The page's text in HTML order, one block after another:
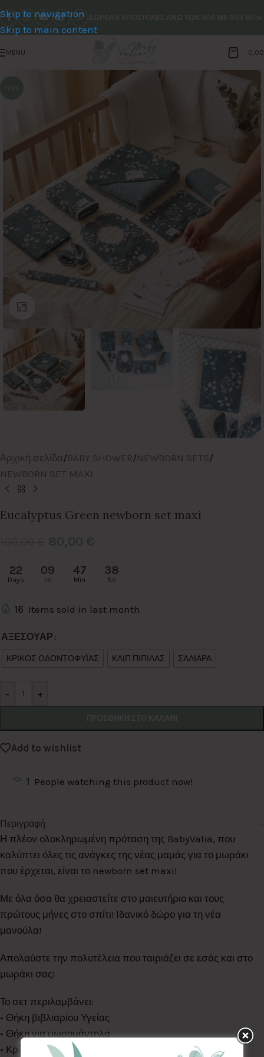
Skip to navigation
Skip to main content
MENU
Αρχική σελίδα/BABY SHOWER/NEWBORN SETS/
NEWBORN SET MAXI
Eucalyptus Green newborn set maxi
22
Days
09
Hr
47
Min
38
Sc
16 Items sold in last month
ΑΞΕΣΟΥΑΡ
ΚΡΙΚΟΣ ΟΔΟΝΤΟΦΥΪΑΣ ΚΛΙΠ ΠΙΠΙΛΑΣ ΣΑΛΙΑΡΑ
- +
Alternative:
Add to wishlist
1 People watching this product now!
Περιγραφή
Η πλέον ολοκληρωμένη πρόταση της BabyValia, που
καλύπτει όλες τις ανάγκες της νέας μαμάς για το μωράκι
που έρχεται, είναι το newborn set maxi!
Με όλα όσα θα χρειαστείτε στο μαιευτήριο και τους
πρώτους μήνες στο σπίτι! Ιδανικό δώρο για τη νέα
μανούλα!
Απολαύστε την πολυτέλεια που ταιριάζει σε εσάς και στο
μωράκι σας!
Το σετ περιλαμβάνει:
• Θήκη βιβλιαρίου Υγείας
• Θήκη για μωρομάντηλα
• Κρίκο οδοντοφυΐας ή Κλιπ πιπίλας ή Σαλιάρα